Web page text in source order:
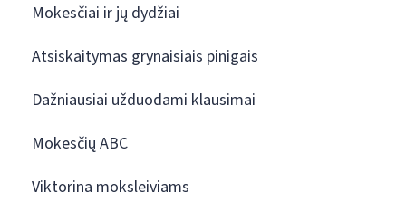
Mokesčiai ir jų dydžiai
Atsiskaitymas grynaisiais pinigais
Dažniausiai užduodami klausimai
Mokesčių ABC
Viktorina moksleiviams